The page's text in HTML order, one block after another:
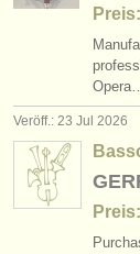
Veröff.: 23 Jul 2026